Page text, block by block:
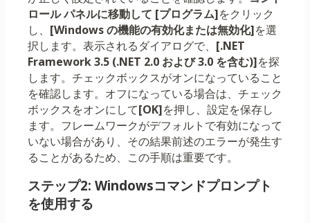
ロール パネルに移動して [プログラム]をクリック
し、 [Windows の機能の有効化または無効化]を選
択します。表示されるダイアログで、 [.NET
Framework 3.5 (.NET 2.0 および 3.0 を含む)]を探
します。チェックボックスがオンになっていること
を確認します。オフになっている場合は、チェック
ボックスをオンにして[OK]を押し、設定を保存し
ます。フレームワークがデフォルトで有効になって
いない場合があり、その結果前述のエラーが発生す
ることがあるため、この手順は重要です。
ステップ2: Windowsコマンドプロンプト
を使用する